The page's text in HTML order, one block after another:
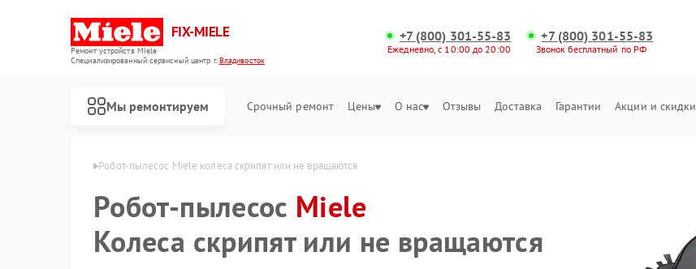
FIX-MIELE
Ремонт устройств Miele
Специализированный cервисный центр г.Владивосток
+7 (800) 301-55-83
Ежедневно, с 10:00 до 20:00
+7 (800) 301-55-83
Звонок бесплатный по РФ
Мы ремонтируем Срочный ремонт Цены О нас Отзывы Доставка Гарантии Акции и скидки
в Владивостоке Робот-пылесос Miele колеса скрипят или не вращаются
Робот-пылесос Miele
Колеса скрипят или не вращаются